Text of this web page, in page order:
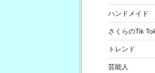
ハンドメイド
さくらのTik
トレンド
芸能人